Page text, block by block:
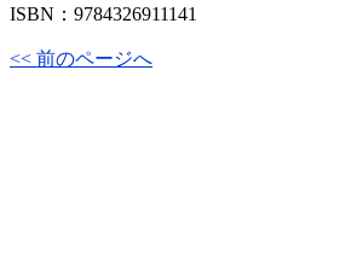
ISBN：9784326911141
<< 前のページへ